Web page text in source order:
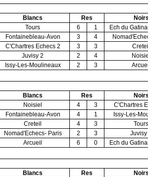
Blancs Res
Tours
6 1
Ech du
Fontainebleau-Avon
3 4
C'Chartres Echecs 2
3 3
Juvisy 2
2 4
Issy-Les-Moulineaux
2 3
Blancs Res
Noisiel
4 3
C'Chartres
Fontainebleau-Avon
4 1
Issy-Les-
Creteil
4 3
Tours
Nomad'Echecs- Paris
2 3
Juvisy
Arcueil
6 0 Ech du
Blancs Res